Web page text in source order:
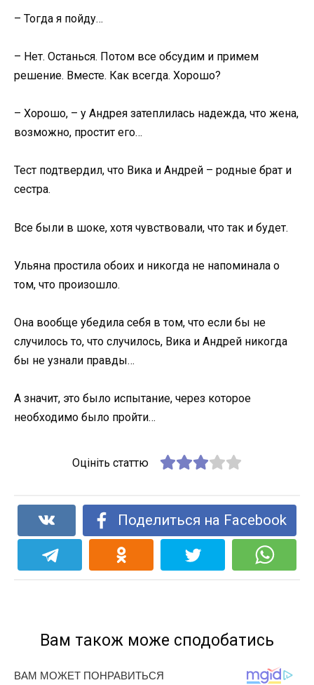
– Тогда я пойду…
– Нет. Останься. Потом все обсудим и примем
решение. Вместе. Как всегда. Хорошо?
– Хорошо, – у Андрея затеплилась надежда, что жена,
возможно, простит его…
Тест подтвердил, что Вика и Андрей – родные брат и
сестра.
Все были в шоке, хотя чувствовали, что так и будет.
Ульяна простила обоих и никогда не напоминала о
том, что произошло.
Она вообще убедила себя в том, что если бы не
случилось то, что случилось, Вика и Андрей никогда
бы не узнали правды…
А значит, это было испытание, через которое
необходимо было пройти…
Оцініть статтю
Поделиться на Facebook
Вам також може сподобатись